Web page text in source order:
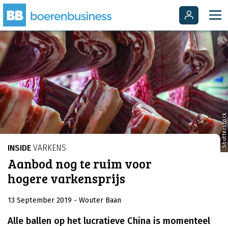
Shutterstock
INSIDE VARKENS
Aanbod nog te ruim voor
hogere varkensprijs
13 September 2019 - Wouter Baan
Alle ballen op het lucratieve China is momenteel